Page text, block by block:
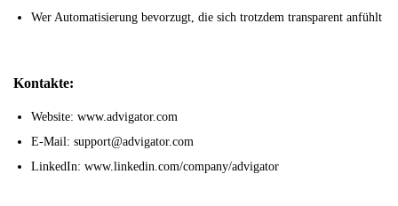
Wer Automatisierung bevorzugt, die sich trotzdem transparent anfühlt
Kontakte:
Website: www.advigator.com
E-Mail: support@advigator.com
LinkedIn: www.linkedin.com/company/advigator